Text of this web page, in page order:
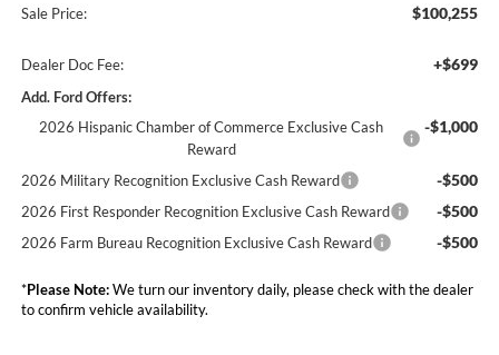
Sale Price: $100,255
Dealer Doc Fee: +$699
Add. Ford Offers:
2026 Hispanic Chamber of Commerce Exclusive Cash
Reward
-$1,000
2026 Military Recognition Exclusive Cash Reward -$500
2026 First Responder Recognition Exclusive Cash Reward -$500
2026 Farm Bureau Recognition Exclusive Cash Reward -$500
*Please Note:We turn our inventory daily, please check with the dealer
to confirm vehicle availability.